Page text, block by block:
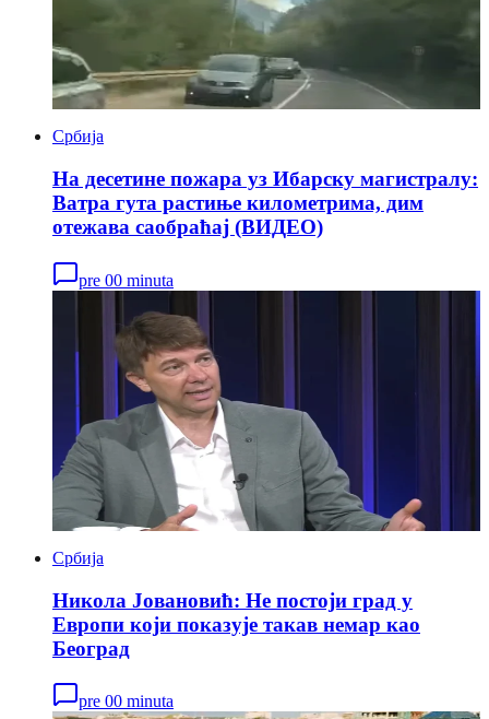
Србија
На десетине пожара уз Ибарску магистралу:
Ватра гута растиње километрима, дим
отежава саобраћај (ВИДЕО)
pre 00 minuta
Србија
Никола Јовановић: Не постоји град у
Европи који показује такав немар као
Београд
pre 00 minuta